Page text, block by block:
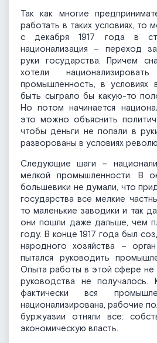
Так как многие
работать в таких условиях, то
с декабря 1917 года в
национализация – переход
руки государства. Причем
хотели
промышленность, в
быть сыграло бы какую-то
Но потом начинается
это можно объяснить
чтобы деньги не попали в
разворованы в условиях
Следующие шаги –
мелкой промышленности. В
большевики не думали, что
государства все мелкие
то маленькие заводики и так
они пошли даже дальше, чем
году. В конце 1917 года был
народного хозяйства –
пытался руководить
Опыта работы в этой сфере не
руководства не получалось.
фактически вся
национализирована, рабочие
буржуазии отняли все:
экономическую власть.